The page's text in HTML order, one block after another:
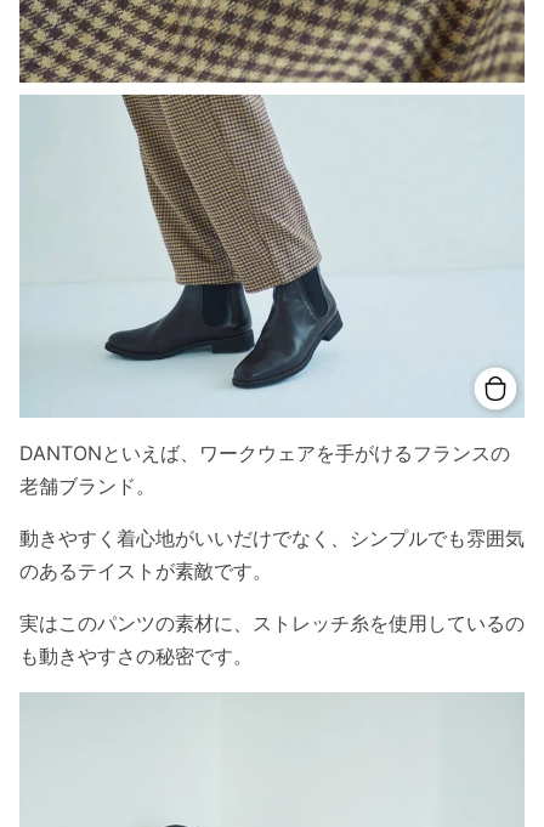
DANTONといえば、ワークウェアを手がけるフランスの
老舗ブランド。
動きやすく着心地がいいだけでなく、シンプルでも雰囲気
のあるテイストが素敵です。
実はこのパンツの素材に、ストレッチ糸を使用しているの
も動きやすさの秘密です。